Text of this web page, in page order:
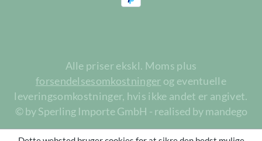
Alle priser ekskl. Moms plus
forsendelsesomkostninger og eventuelle
leveringsomkostninger, hvis ikke andet er angivet.
© by Sperling Importe GmbH - realised by mandego